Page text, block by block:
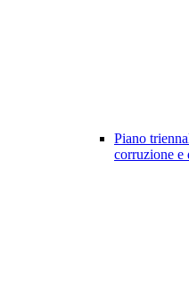
Piano
corruzione e